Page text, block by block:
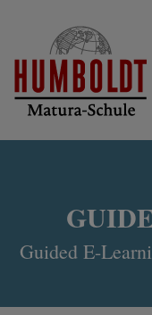
Guided E-